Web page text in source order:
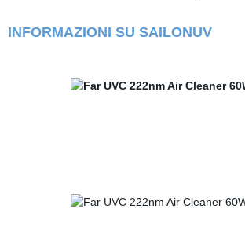
INFORMAZIONI SU SAILONUV